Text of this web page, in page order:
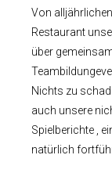
Von
Restaurant
über
Nichts zu
auch unsere
Spielberichte ,
natürlich